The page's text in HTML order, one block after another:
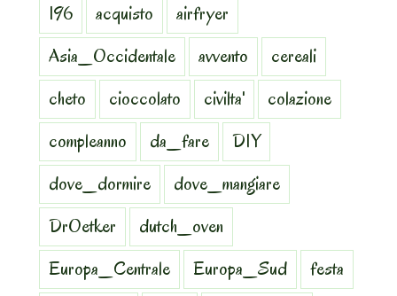
196 acquisto
airfryer
Asia_Occidentale
avvento
cereali
cheto
cioccolato civilta'
colazione
compleanno
da_fare
DIY
dove_dormire
dove_mangiare
DrOetker
dutch_oven
Europa_Centrale
Europa_Sud
festa